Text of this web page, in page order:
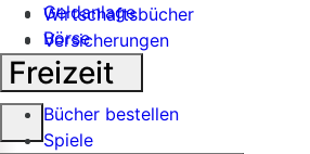
Geldanlage
Börse
Industrie
Suche
öffnen
Wirtschaftsbücher
Versicherungen
Freizeit
Bücher bestellen
Spiele